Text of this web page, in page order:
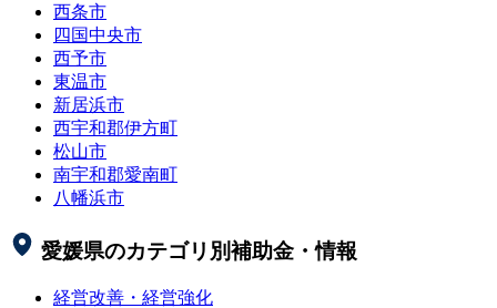
西条市
四国中央市
西予市
東温市
新居浜市
西宇和郡伊方町
松山市
南宇和郡愛南町
八幡浜市
愛媛県のカテゴリ別補助金・情報
経営改善・経営強化